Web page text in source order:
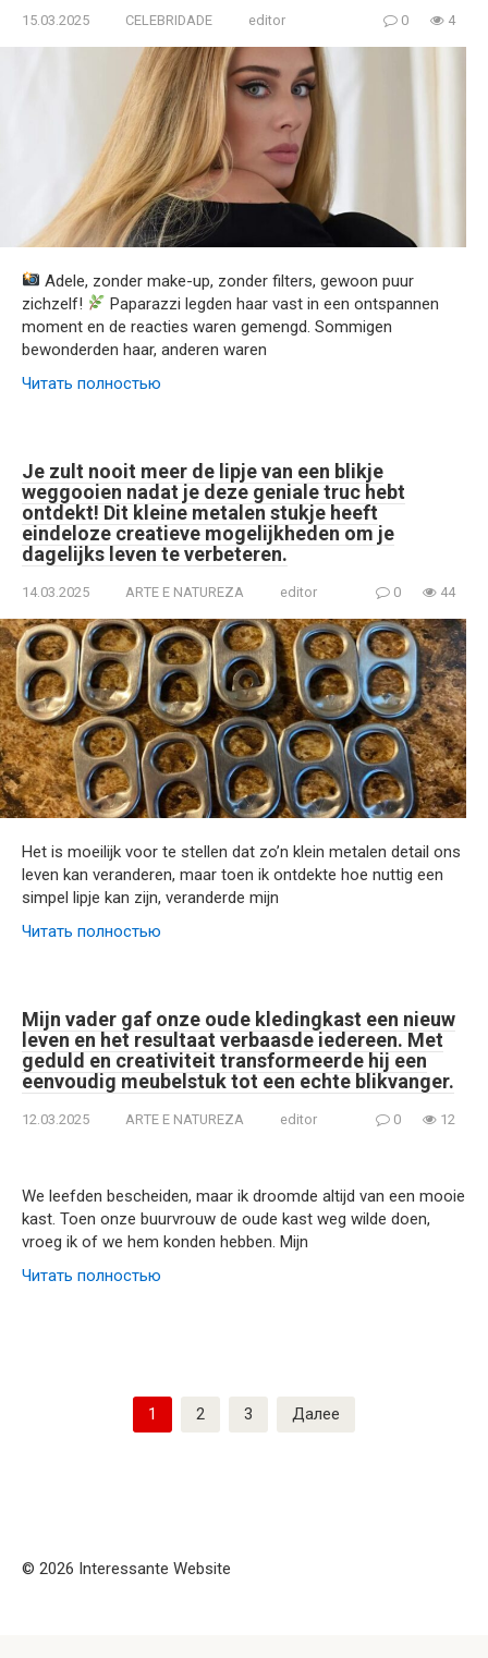
15.03.2025 CELEBRIDADE editor 0 4
Adele, zonder make-up, zonder filters, gewoon puur
zichzelf!
Paparazzi legden haar vast in een ontspannen
moment en de reacties waren gemengd. Sommigen
bewonderden haar, anderen waren
Читать полностью
Je zult nooit meer de lipje van een blikje
weggooien nadat je deze geniale truc hebt
ontdekt! Dit kleine metalen stukje heeft
eindeloze creatieve mogelijkheden om je
dagelijks leven te verbeteren.
14.03.2025 ARTE E NATUREZA editor 0 44
Het is moeilijk voor te stellen dat zo’n klein metalen detail ons
leven kan veranderen, maar toen ik ontdekte hoe nuttig een
simpel lipje kan zijn, veranderde mijn
Читать полностью
Mijn vader gaf onze oude kledingkast een nieuw
leven en het resultaat verbaasde iedereen. Met
geduld en creativiteit transformeerde hij een
eenvoudig meubelstuk tot een echte blikvanger.
12.03.2025 ARTE E NATUREZA editor 0 12
We leefden bescheiden, maar ik droomde altijd van een mooie
kast. Toen onze buurvrouw de oude kast weg wilde doen,
vroeg ik of we hem konden hebben. Mijn
Читать полностью
1 2 3 Далее
© 2026 Interessante Website